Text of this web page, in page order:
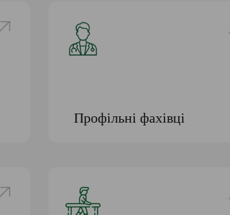
Профільні фахівці